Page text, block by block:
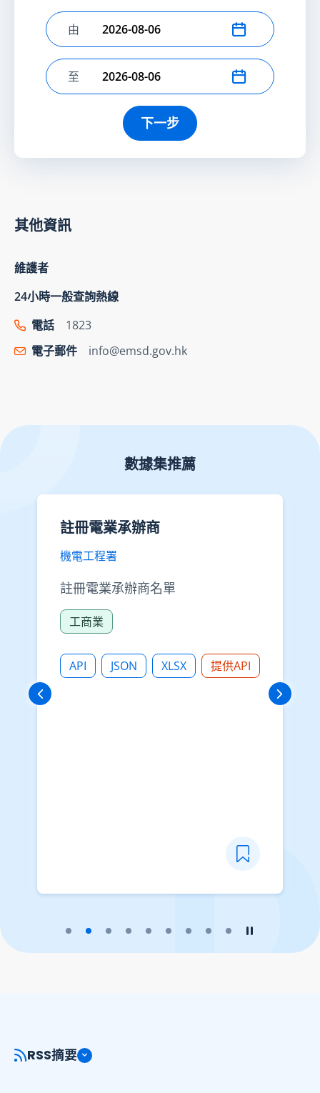
選擇開始日期
由
選擇結束日期
至
下一步
其他資訊
維護者
24小時一般查詢熱線
電話
1823
電子郵件
info@emsd.gov.hk
數據集推薦
註冊自動梯工程人員
機電工程署
註冊自動梯工程人員名單
工商業
JSON XLSX
RSS摘要